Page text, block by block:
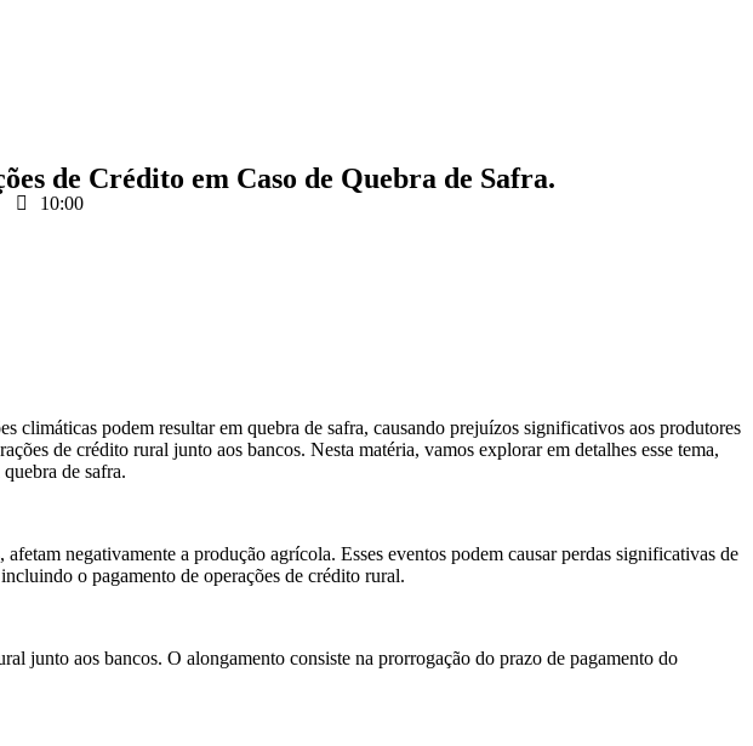
de Crédito em Caso de Quebra de Safra.
10:00
climáticas podem resultar em quebra de safra, causando prejuízos significativos aos produtores
de crédito rural junto aos bancos. Nesta matéria, vamos explorar em detalhes esse tema,
de safra.
negativamente a produção agrícola. Esses eventos podem causar perdas significativas de
o pagamento de operações de crédito rural.
junto aos bancos. O alongamento consiste na prorrogação do prazo de pagamento do